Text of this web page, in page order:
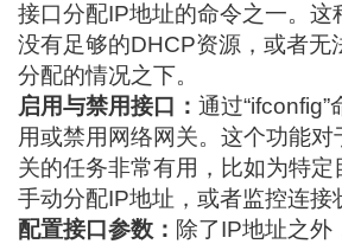
接口分配IP地址的命令之一。这
没有足够的DHCP资源，或者无
分配的情况之下。
启用与禁用接口：通过
用或禁用网络网关。这个功能对
关的任务非常有用，比如为特定
手动分配IP地址，或者监控连接
配置接口参数： 除了IP地址之外